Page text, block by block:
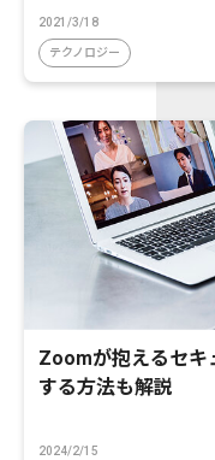
2021/3/18
テクノロジー
Zoomが抱えるセキ
する方法も解説
2024/2/15